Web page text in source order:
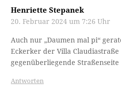
Henriette Stepanek
20. Februar 2024 um 7:26 Uhr
Auch nur „Daumen mal pi“
Eckerker der Villa
gegenüberliegende
Antworten